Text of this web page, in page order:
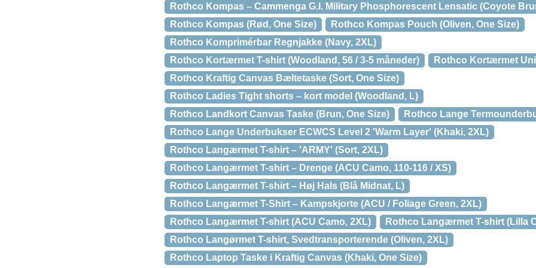
Rothco Kompas – Cammenga G.I. Military Phosphorescent Lensatic (Coyote
Rothco Kompas (Rød, One Size)
Rothco Kompas Pouch (Oliven, One Size)
Rothco Komprimérbar Regnjakke (Navy, 2XL)
Rothco Kortærmet T-shirt (Woodland, 56 / 3-5 måneder)
Rothco Kortærmet
Rothco Kraftig Canvas Bæltetaske (Sort, One Size)
Rothco Ladies Tight shorts – kort model (Woodland, L)
Rothco Landkort Canvas Taske (Brun, One Size)
Rothco Lange
Rothco Lange Underbukser ECWCS Level 2 'Warm Layer' (Khaki, 2XL)
Rothco Langærmet T-shirt – 'ARMY' (Sort, 2XL)
Rothco Langærmet T-shirt – Drenge (ACU Camo, 110-116 / XS)
Rothco Langærmet T-shirt – Høj Hals (Blå Midnat, L)
Rothco Langærmet T-Shirt – Kampskjorte (ACU / Foliage Green, 2XL)
Rothco Langærmet T-shirt (ACU Camo, 2XL)
Rothco Langærmet T-shirt (Lilla
Rothco Langørmet T-shirt, Svedtransporterende (Oliven, 2XL)
Rothco Laptop Taske i Kraftig Canvas (Khaki, One Size)